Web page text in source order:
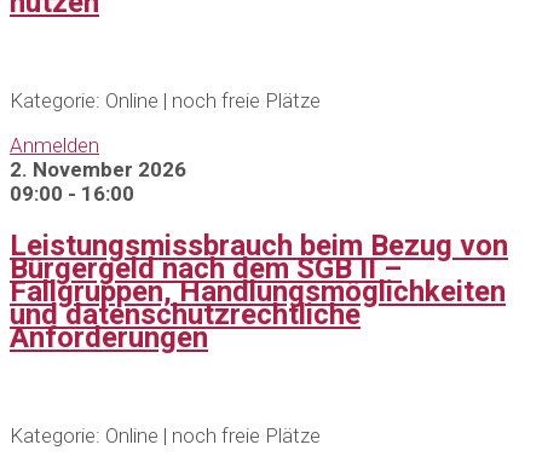
Kategorie: Online | noch freie Plätze
Anmelden
2. November 2026
09:00 - 16:00
Leistungsmissbrauch beim Bezug von
Bürgergeld nach dem SGB II –
Fallgruppen, Handlungsmöglichkeiten
und datenschutzrechtliche
Anforderungen
Kategorie: Online | noch freie Plätze